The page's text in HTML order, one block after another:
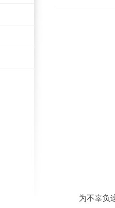
为不辜负